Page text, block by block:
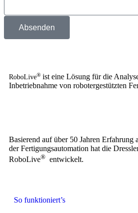
Absenden
RoboLive® ist eine Lösung für die
Inbetriebnahme von robotergestützten
Basierend auf über 50 Jahren Erfahrung
der Fertigungsautomation hat die
RoboLive® entwickelt.
So funktioniert’s